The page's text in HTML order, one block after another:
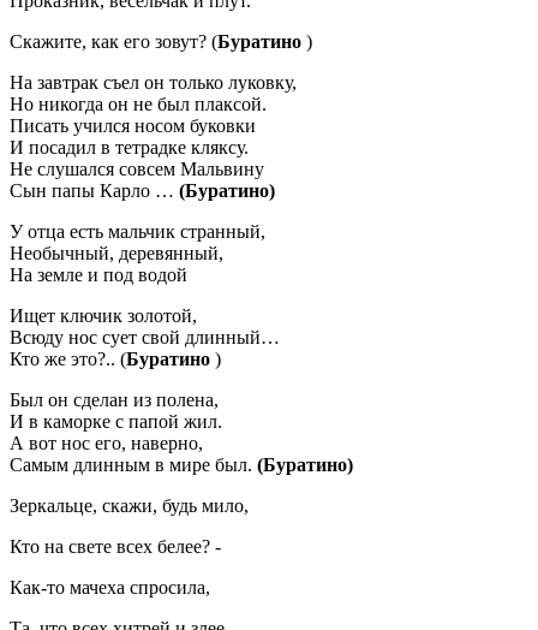
Скажите, как его зовут? (Буратино )
На завтрак съел он только луковку,
Но никогда он не был плаксой.
Писать учился носом буковки
И посадил в тетрадке кляксу.
Не слушался совсем Мальвину
Сын папы Карло … (Буратино)
У отца есть мальчик странный,
Необычный, деревянный,
На земле и под водой
Ищет ключик золотой,
Всюду нос сует свой длинный…
Кто же это?.. (Буратино )
Был он сделан из полена,
И в каморке с папой жил.
А вот нос его, наверно,
Самым длинным в мире был. (Буратино)
Зеркальце, скажи, будь мило,
Кто на свете всех белее? -
Как-то мачеха спросила,